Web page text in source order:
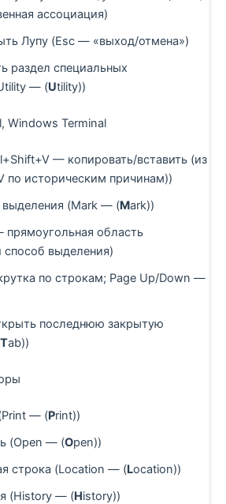
ассоциация)
Лупу (Esc — «выход/отмена»)
раздел специальных
— (Utility))
Windows Terminal
— копировать/вставить (из
по историческим причинам))
(Mark — (Mark))
область
способ выделения)
по строкам; Page Up/Down —
последнюю закрытую
Tab))
— (Print))
(Open — (Open))
строка (Location — (Location))
(History — (History))